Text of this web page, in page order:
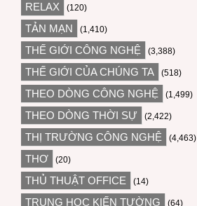
RELAX (120)
TẢN MẠN (1,410)
THẾ GIỚI CÔNG NGHỆ (3,388)
THẾ GIỚI CỦA CHÚNG TA (518)
THEO DÒNG CÔNG NGHỆ (1,499)
THEO DÒNG THỜI SỰ (2,422)
THỊ TRƯỜNG CÔNG NGHỆ (4,463)
THƠ (20)
THỦ THUẬT OFFICE (14)
TRUNG HỌC KIẾN TƯỜNG (64)